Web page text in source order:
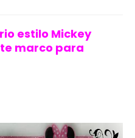
estilo Mickey
marco para